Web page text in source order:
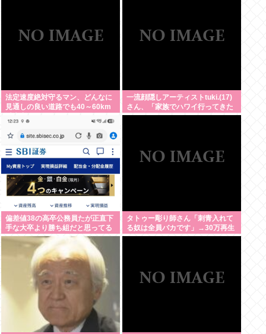
法定速度絶対守るマン、どんなに
見通しの良い道路でも40～60km
一流顔隠しアーティストtuki.(17)
さん、「家族でハワイ行ってきた
w」 自己顕示欲がどんどん抑えら
偏差値38の高卒公務員たが正直下
手な大卒より勝ち組だと思ってる
タトゥー彫り師さん「刺青入れて
る奴は全員バカです」→30万再生
www